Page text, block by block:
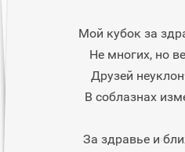
Мой кубок за
Не многих, но
Друзей
В соблазнах
За здравье и